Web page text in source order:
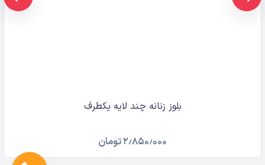
بلوز زنانه چند لایه یکطرف
۲٫۸۵۰٫۰۰۰تومان